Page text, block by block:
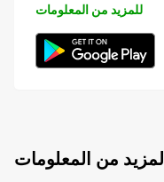
للمزيد من المعلومات
المزيد من المعلومات